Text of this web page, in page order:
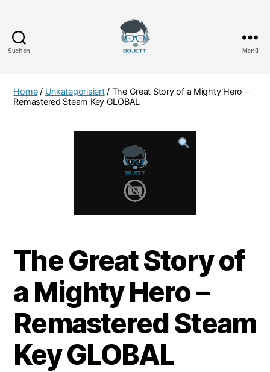
Suchen Menü
Home/ Unkategorisiert/ The Great Story of a Mighty Hero –
Remastered Steam Key GLOBAL
The Great Story of
a Mighty Hero –
Remastered Steam
Key GLOBAL